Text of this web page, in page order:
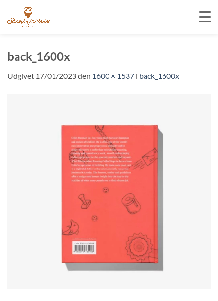
indhold
back_1600x
Udgivet 17/01/2023den 1600 × 1537 i back_1600x